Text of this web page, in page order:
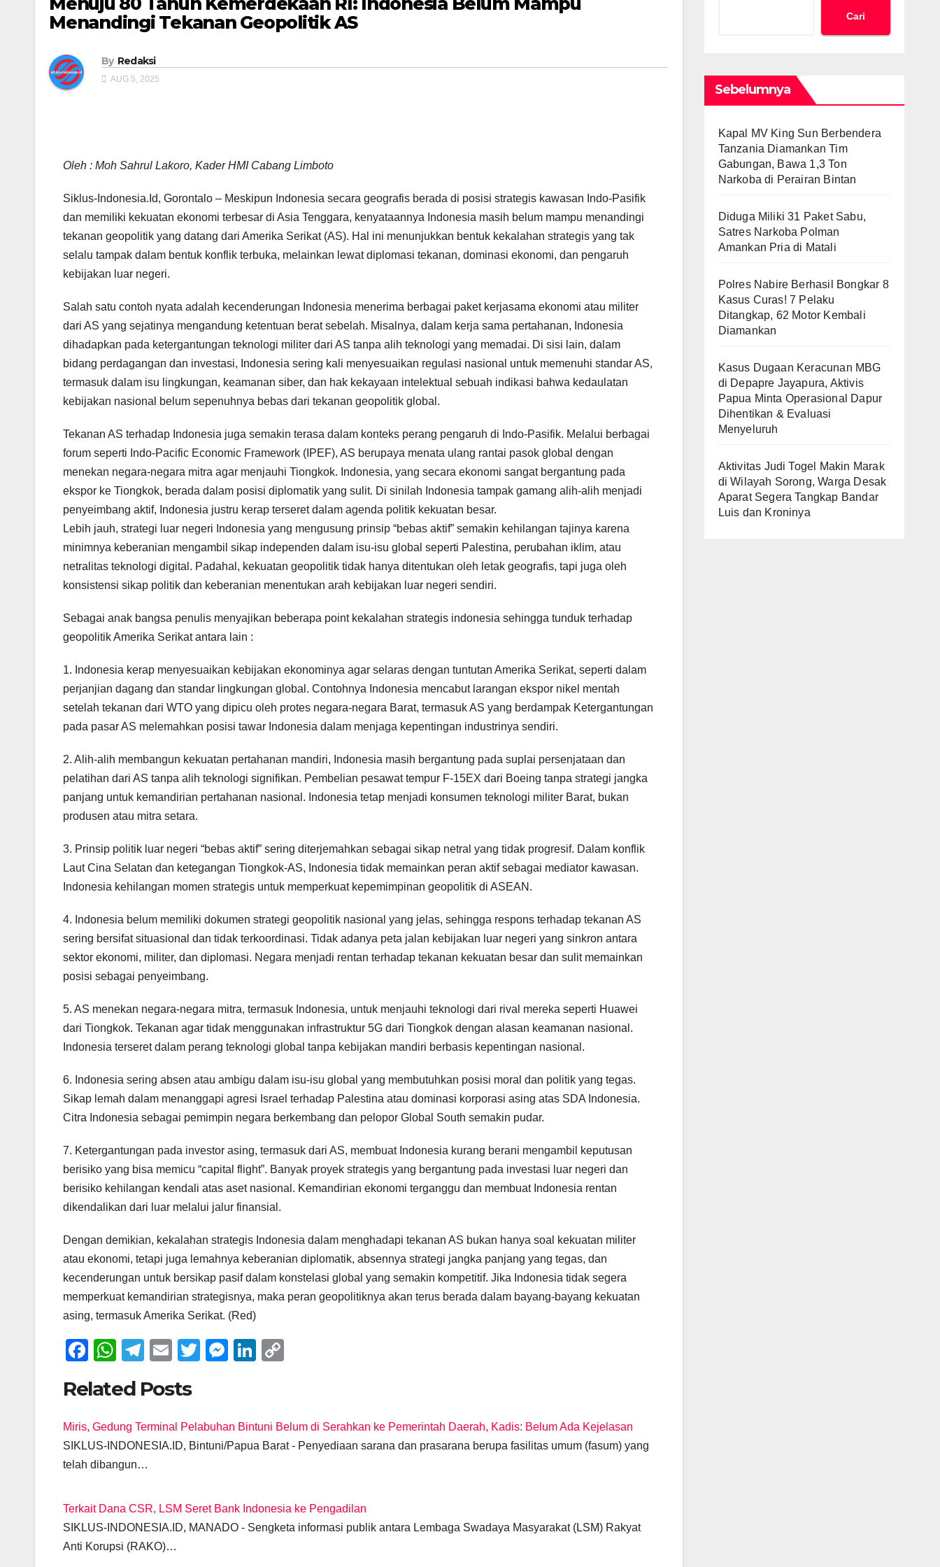
Menandingi Tekanan Geopolitik AS
By Redaksi
AUG 5, 2025
Oleh : Moh Sahrul Lakoro, Kader HMI Cabang Limboto
Siklus-Indonesia.Id, Gorontalo – Meskipun Indonesia secara geografis berada di posisi strategis kawasan Indo-Pasifik
dan memiliki kekuatan ekonomi terbesar di Asia Tenggara, kenyataannya Indonesia masih belum mampu menandingi
tekanan geopolitik yang datang dari Amerika Serikat (AS). Hal ini menunjukkan bentuk kekalahan strategis yang tak
selalu tampak dalam bentuk konflik terbuka, melainkan lewat diplomasi tekanan, dominasi ekonomi, dan pengaruh
kebijakan luar negeri.
Salah satu contoh nyata adalah kecenderungan Indonesia menerima berbagai paket kerjasama ekonomi atau militer
dari AS yang sejatinya mengandung ketentuan berat sebelah. Misalnya, dalam kerja sama pertahanan, Indonesia
dihadapkan pada ketergantungan teknologi militer dari AS tanpa alih teknologi yang memadai. Di sisi lain, dalam
bidang perdagangan dan investasi, Indonesia sering kali menyesuaikan regulasi nasional untuk memenuhi standar AS,
termasuk dalam isu lingkungan, keamanan siber, dan hak kekayaan intelektual sebuah indikasi bahwa kedaulatan
kebijakan nasional belum sepenuhnya bebas dari tekanan geopolitik global.
Tekanan AS terhadap Indonesia juga semakin terasa dalam konteks perang pengaruh di Indo-Pasifik. Melalui berbagai
forum seperti Indo-Pacific Economic Framework (IPEF), AS berupaya menata ulang rantai pasok global dengan
menekan negara-negara mitra agar menjauhi Tiongkok. Indonesia, yang secara ekonomi sangat bergantung pada
ekspor ke Tiongkok, berada dalam posisi diplomatik yang sulit. Di sinilah Indonesia tampak gamang alih-alih menjadi
penyeimbang aktif, Indonesia justru kerap terseret dalam agenda politik kekuatan besar.
Lebih jauh, strategi luar negeri Indonesia yang mengusung prinsip “bebas aktif” semakin kehilangan tajinya karena
minimnya keberanian mengambil sikap independen dalam isu-isu global seperti Palestina, perubahan iklim, atau
netralitas teknologi digital. Padahal, kekuatan geopolitik tidak hanya ditentukan oleh letak geografis, tapi juga oleh
konsistensi sikap politik dan keberanian menentukan arah kebijakan luar negeri sendiri.
Sebagai anak bangsa penulis menyajikan beberapa point kekalahan strategis indonesia sehingga tunduk terhadap
geopolitik Amerika Serikat antara lain :
1. Indonesia kerap menyesuaikan kebijakan ekonominya agar selaras dengan tuntutan Amerika Serikat, seperti dalam
perjanjian dagang dan standar lingkungan global. Contohnya Indonesia mencabut larangan ekspor nikel mentah
setelah tekanan dari WTO yang dipicu oleh protes negara-negara Barat, termasuk AS yang berdampak Ketergantungan
pada pasar AS melemahkan posisi tawar Indonesia dalam menjaga kepentingan industrinya sendiri.
2. Alih-alih membangun kekuatan pertahanan mandiri, Indonesia masih bergantung pada suplai persenjataan dan
pelatihan dari AS tanpa alih teknologi signifikan. Pembelian pesawat tempur F-15EX dari Boeing tanpa strategi jangka
panjang untuk kemandirian pertahanan nasional. Indonesia tetap menjadi konsumen teknologi militer Barat, bukan
produsen atau mitra setara.
3. Prinsip politik luar negeri “bebas aktif” sering diterjemahkan sebagai sikap netral yang tidak progresif. Dalam konflik
Laut Cina Selatan dan ketegangan Tiongkok-AS, Indonesia tidak memainkan peran aktif sebagai mediator kawasan.
Indonesia kehilangan momen strategis untuk memperkuat kepemimpinan geopolitik di ASEAN.
4. Indonesia belum memiliki dokumen strategi geopolitik nasional yang jelas, sehingga respons terhadap tekanan AS
sering bersifat situasional dan tidak terkoordinasi. Tidak adanya peta jalan kebijakan luar negeri yang sinkron antara
sektor ekonomi, militer, dan diplomasi. Negara menjadi rentan terhadap tekanan kekuatan besar dan sulit memainkan
posisi sebagai penyeimbang.
5. AS menekan negara-negara mitra, termasuk Indonesia, untuk menjauhi teknologi dari rival mereka seperti Huawei
dari Tiongkok. Tekanan agar tidak menggunakan infrastruktur 5G dari Tiongkok dengan alasan keamanan nasional.
Indonesia terseret dalam perang teknologi global tanpa kebijakan mandiri berbasis kepentingan nasional.
6. Indonesia sering absen atau ambigu dalam isu-isu global yang membutuhkan posisi moral dan politik yang tegas.
Sikap lemah dalam menanggapi agresi Israel terhadap Palestina atau dominasi korporasi asing atas SDA Indonesia.
Citra Indonesia sebagai pemimpin negara berkembang dan pelopor Global South semakin pudar.
7. Ketergantungan pada investor asing, termasuk dari AS, membuat Indonesia kurang berani mengambil keputusan
berisiko yang bisa memicu “capital flight”. Banyak proyek strategis yang bergantung pada investasi luar negeri dan
berisiko kehilangan kendali atas aset nasional. Kemandirian ekonomi terganggu dan membuat Indonesia rentan
dikendalikan dari luar melalui jalur finansial.
Dengan demikian, kekalahan strategis Indonesia dalam menghadapi tekanan AS bukan hanya soal kekuatan militer
atau ekonomi, tetapi juga lemahnya keberanian diplomatik, absennya strategi jangka panjang yang tegas, dan
kecenderungan untuk bersikap pasif dalam konstelasi global yang semakin kompetitif. Jika Indonesia tidak segera
memperkuat kemandirian strategisnya, maka peran geopolitiknya akan terus berada dalam bayang-bayang kekuatan
asing, termasuk Amerika Serikat. (Red)
F
c
e
b
o
k
W
at
s
A
p
T
e
gr
a
m
E
ail
T
er
M
e
n
Li
e
dI
y
Li
Related Posts
Miris, Gedung Terminal Pelabuhan Bintuni Belum di Serahkan ke Pemerintah Daerah, Kadis: Belum Ada Kejelasan
SIKLUS-INDONESIA.ID, Bintuni/Papua Barat - Penyediaan sarana dan prasarana berupa fasilitas umum (fasum) yang
telah dibangun…
Terkait Dana CSR, LSM Seret Bank Indonesia ke Pengadilan
SIKLUS-INDONESIA.ID, MANADO - Sengketa informasi publik antara Lembaga Swadaya Masyarakat (LSM) Rakyat
Anti Korupsi (RAKO)…
Cari
Sebelumnya
Kapal MV King Sun Berbendera
Tanzania Diamankan Tim
Gabungan, Bawa 1,3 Ton
Narkoba di Perairan Bintan
Diduga Miliki 31 Paket Sabu,
Satres Narkoba Polman
Amankan Pria di Matali
Polres Nabire Berhasil Bongkar 8
Kasus Curas! 7 Pelaku
Ditangkap, 62 Motor Kembali
Diamankan
Kasus Dugaan Keracunan MBG
di Depapre Jayapura, Aktivis
Papua Minta Operasional Dapur
Dihentikan & Evaluasi
Menyeluruh
Aktivitas Judi Togel Makin Marak
di Wilayah Sorong, Warga Desak
Aparat Segera Tangkap Bandar
Luis dan Kroninya